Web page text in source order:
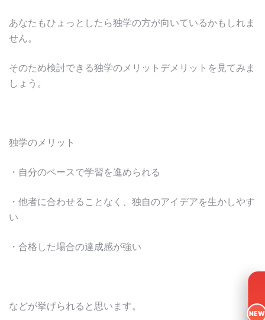
あなたもひょっとしたら独学の方が向いているかもしれま
せん。
そのため検討できる独学のメリットデメリットを見てみま
しょう。
独学のメリット
・自分のペースで学習を進められる
・他者に合わせることなく、独自のアイデアを生かしやす
い
・合格した場合の達成感が強い
などが挙げられると思います。
NEW